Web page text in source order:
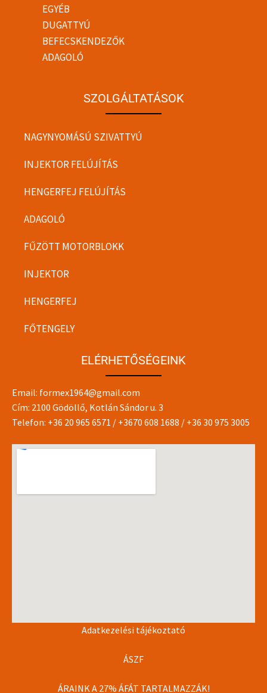
EGYÉB
DUGATTYÚ
BEFECSKENDEZŐK
ADAGOLÓ
SZOLGÁLTATÁSOK
NAGYNYOMÁSÚ SZIVATTYÚ
INJEKTOR FELÚJÍTÁS
HENGERFEJ FELÚJÍTÁS
ADAGOLÓ
FŰZÖTT MOTORBLOKK
INJEKTOR
HENGERFEJ
FŐTENGELY
ELÉRHETŐSÉGEINK
Email: formex1964@gmail.com
Cím: 2100 Gödöllő, Kotlán Sándor u. 3
Telefon: +36 20 965 6571 / +3670 608 1688 / +36 30 975 3005
Adatkezelési tájékoztató
ÁSZF
ÁRAINK A 27% ÁFÁT TARTALMAZZÁK!